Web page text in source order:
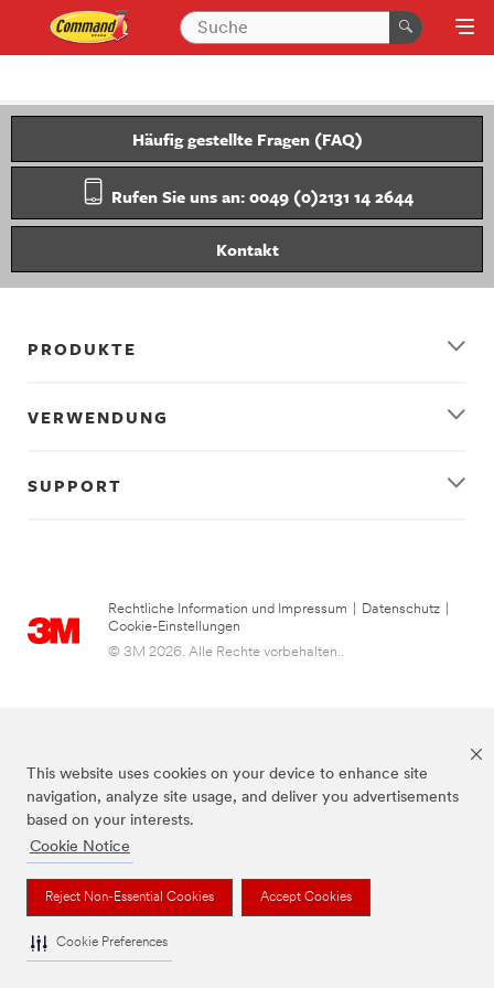
This website uses cookies on your device to enhance site
navigation, analyze site usage, and deliver you advertisements
based on your interests.
Cookie Notice
Reject Non-Essential Cookies Accept Cookies
Cookie Preferences
Häufig gestellte Fragen (FAQ)
Rufen Sie uns an: 0049 (0)2131 14 2644
Kontakt
PRODUKTE
VERWENDUNG
SUPPORT
Rechtliche Information und Impressum Datenschutz
Cookie-Einstellungen
© 3M 2026. Alle Rechte vorbehalten..
die Marke Command™ ist eine Marke von 3M.